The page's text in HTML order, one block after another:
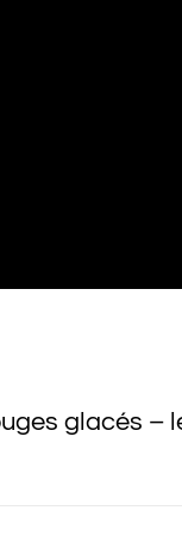
glacés –